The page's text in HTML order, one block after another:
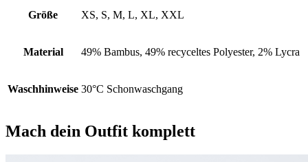
Größe XS, S, M, L, XL, XXL
Material 49% Bambus, 49% recyceltes Polyester, 2% Lycra
Waschhinweise 30°C Schonwaschgang
Mach dein Outfit komplett